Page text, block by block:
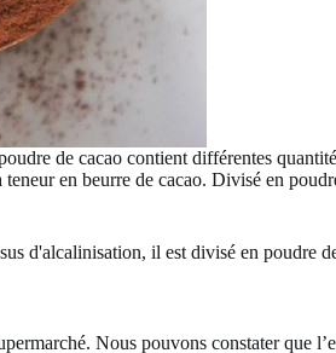
de cacao contient différentes
en beurre de cacao. Divisé en
d'alcalinisation, il est divisé en poudre
Nous pouvons constater que